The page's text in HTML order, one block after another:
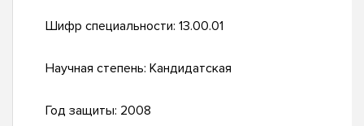
Шифр специальности: 13.00.01
Научная степень: Кандидатская
Год защиты: 2008